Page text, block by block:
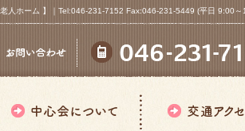
人ホーム 】｜Tel:046-231-7152 Fax:046-231-5449 (平日 9:00